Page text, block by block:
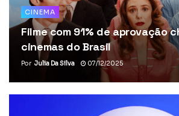
CINEMA
Filme com 91% de aprovação
cinemas do Brasil
Por Julia Da Silva 07/12/2025